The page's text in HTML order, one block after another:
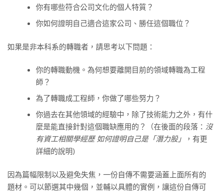
你有哪些符合公司文化的個人特質？
你如何證明自己適合這家公司、勝任這個職位？
如果是非本科系的轉職者，請思考以下問題：
你的轉職動機。為何想要離開目前的領域轉職為工程
師？
為了轉職成工程師，你做了哪些努力？
你過去在其他領域的經驗中，除了技術能力之外，有什
麼是能直接針對這個職缺應用的？（在後面的段落： 沒
有資工相關學經歷 如何證明自己是「潛力股」
，有更
詳細的說明)
因為篇幅限制以及避免失焦，一份自傳不需要涵蓋上面所有的
題材。可以節選其中幾個，並輔以具體的實例，讓這份自傳可